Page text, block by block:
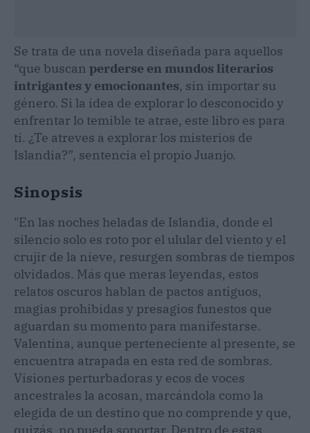
Se trata de una novela diseñada para aquellos
“que buscan perderse en mundos literarios
intrigantes y emocionantes, sin importar su
género. Si la idea de explorar lo desconocido y
enfrentar lo temible te atrae, este libro es para
ti. ¿Te atreves a explorar los misterios de
Islandia?”, sentencia el propio Juanjo.
Sinopsis
"En las noches heladas de Islandia, donde el
silencio solo es roto por el ulular del viento y el
crujir de la nieve, resurgen sombras de tiempos
olvidados. Más que meras leyendas, estos
relatos oscuros hablan de pactos antiguos,
magias prohibidas y presagios funestos que
aguardan su momento para manifestarse.
Valentina, aunque perteneciente al presente, se
encuentra atrapada en esta red de sombras.
Visiones perturbadoras y ecos de voces
ancestrales la acosan, marcándola como la
elegida de un destino que no comprende y que,
quizás, no pueda soportar. Dentro de estas